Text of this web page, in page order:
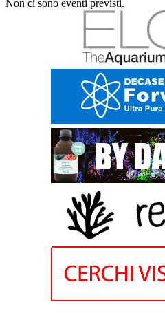
Non ci sono eventi previsti.